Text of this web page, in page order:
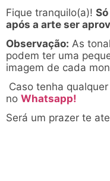
Fique tranquilo(a)!
após a arte ser
Observação: As
podem ter uma
imagem de cada
Caso tenha
no Whatsapp!
Será um prazer te